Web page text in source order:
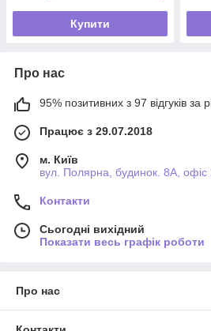
Купити
Про нас
95% позитивних з 97 відгуків за
Працює з 29.07.2018
м. Київ
вул. Полярна, будинок. 8А, офіс
Контакти
Сьогодні вихідний
Показати весь графік роботи
Про нас